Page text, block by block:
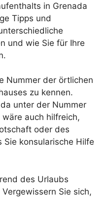
in Grenada
Tipps und
und wie Sie für Ihre
Nummer der örtlichen
zu kennen.
unter der Nummer
wäre auch hilfreich,
oder des
Sie konsularische Hilfe
des Urlaubs
Sie sich,